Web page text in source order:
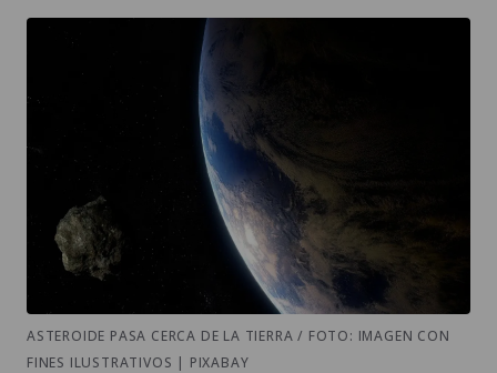
ASTEROIDE PASA CERCA DE LA TIERRA / FOTO: IMAGEN CON
FINES ILUSTRATIVOS | PIXABAY